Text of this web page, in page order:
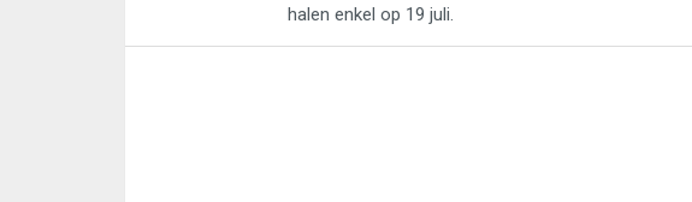
halen enkel op 19 juli.